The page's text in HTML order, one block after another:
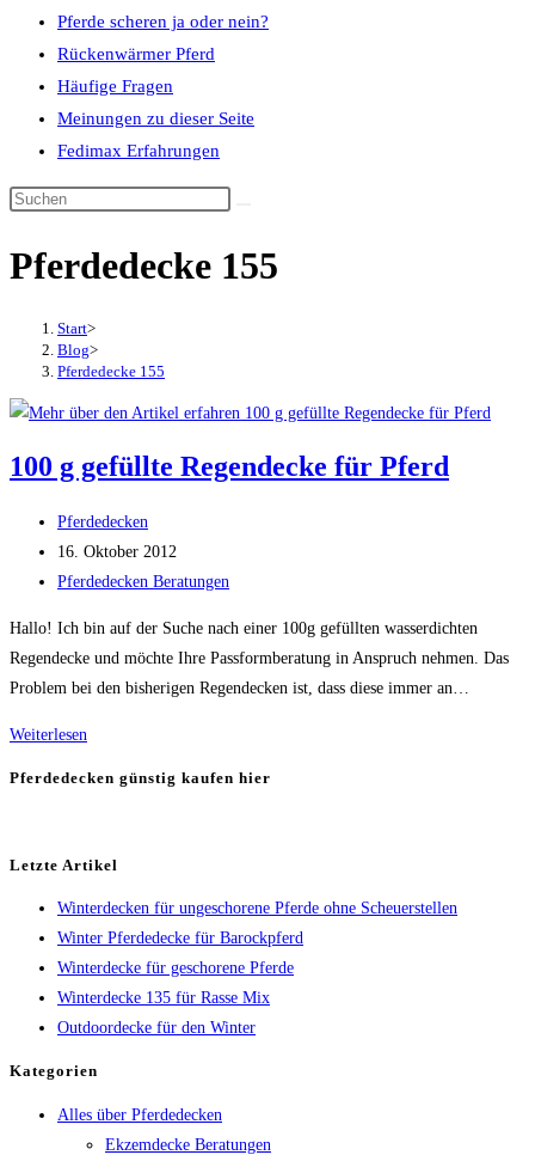
Pferde scheren ja oder nein?
Rückenwärmer Pferd
Häufige Fragen
Meinungen zu dieser Seite
Fedimax Erfahrungen
Diese
durchsuchen
Pferdedecke 155
Start>
Blog>
Pferdedecke 155
100 g gefüllte Regendecke für Pferd
Beitrags-
Autor:
Pferdedecken
Beitrag
veröffentlicht:
16. Oktober 2012
Beitrags-
Pferdedecken Beratungen
Hallo! Ich bin auf der Suche nach einer 100g gefüllten wasserdichten
Regendecke und möchte Ihre Passformberatung in Anspruch nehmen. Das
Problem bei den bisherigen Regendecken ist, dass diese immer an…
Weiterlesen
Pferdedecken günstig kaufen hier
Letzte Artikel
Winterdecken für ungeschorene Pferde ohne Scheuerstellen
Winter Pferdedecke für Barockpferd
Winterdecke für geschorene Pferde
Winterdecke 135 für Rasse Mix
Outdoordecke für den Winter
Kategorien
Alles über Pferdedecken
Ekzemdecke Beratungen